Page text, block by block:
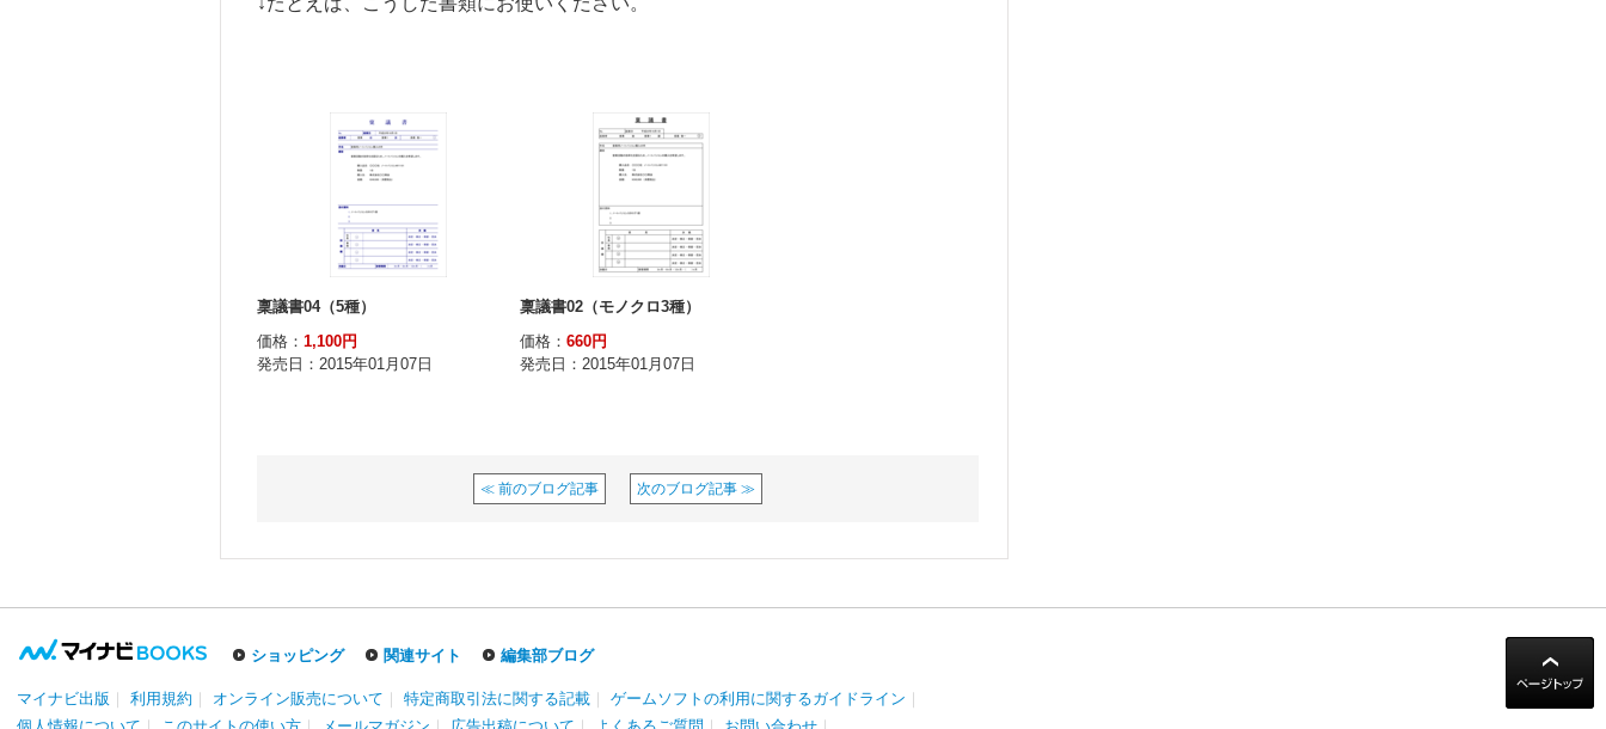
≪ 前のブログ記事 次のブログ記事 ≫
ショッピング 関連サイト 編集部ブログ
マイナビ出版 利用規約 オンライン販売について 特定商取引法に関する記載 ゲームソフトの利用に関するガイドライン